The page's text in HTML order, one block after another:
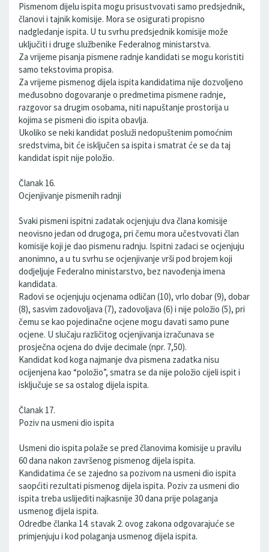
Pismenom dijelu ispita mogu prisustvovati samo predsjednik,
članovi i tajnik komisije. Mora se osigurati propisno
nadgledanje ispita. U tu svrhu predsjednik komisije može
uključiti i druge službenike Federalnog ministarstva.
Za vrijeme pisanja pismene radnje kandidati se mogu koristiti
samo tekstovima propisa.
Za vrijeme pismenog dijela ispita kandidatima nije dozvoljeno
međusobno dogovaranje o predmetima pismene radnje,
razgovor sa drugim osobama, niti napuštanje prostorija u
kojima se pismeni dio ispita obavlja.
Ukoliko se neki kandidat posluži nedopuštenim pomoćnim
sredstvima, bit će isključen sa ispita i smatrat će se da taj
kandidat ispit nije položio.
Članak 16.
Ocjenjivanje pismenih radnji
Svaki pismeni ispitni zadatak ocjenjuju dva člana komisije
neovisno jedan od drugoga, pri čemu mora učestvovati član
komisije koji je dao pismenu radnju. Ispitni zadaci se ocjenjuju
anonimno, a u tu svrhu se ocjenjivanje vrši pod brojem koji
dodjeljuje Federalno ministarstvo, bez navođenja imena
kandidata.
Radovi se ocjenjuju ocjenama odličan (10), vrlo dobar (9), dobar
(8), sasvim zadovoljava (7), zadovoljava (6) i nije položio (5), pri
čemu se kao pojedinačne ocjene mogu davati samo pune
ocjene. U slučaju različitog ocjenjivanja izračunava se
prosječna ocjena do dvije decimale (npr. 7,50).
Kandidat kod koga najmanje dva pismena zadatka nisu
ocijenjena kao “položio”, smatra se da nije položio cijeli ispit i
isključuje se sa ostalog dijela ispita.
Članak 17.
Poziv na usmeni dio ispita
Usmeni dio ispita polaže se pred članovima komisije u pravilu
60 dana nakon završenog pismenog dijela ispita.
Kandidatima će se zajedno sa pozivom na usmeni dio ispita
saopćiti rezultati pismenog dijela ispita. Poziv za usmeni dio
ispita treba uslijediti najkasnije 30 dana prije polaganja
usmenog dijela ispita.
Odredbe članka 14. stavak 2. ovog zakona odgovarajuće se
primjenjuju i kod polaganja usmenog dijela ispita.